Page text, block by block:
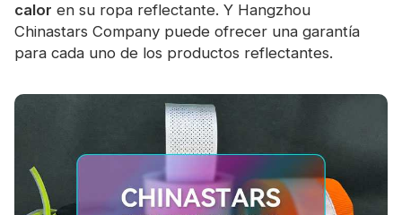
calor en su ropa reflectante. Y Hangzhou
Chinastars Company puede ofrecer una garantía
para cada uno de los productos reflectantes.